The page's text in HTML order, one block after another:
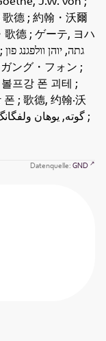
歌德 ; 約翰・沃爾
德 ; ゲーテ, ヨハ
프강 폰 괴테 ;
Datenquelle: GND